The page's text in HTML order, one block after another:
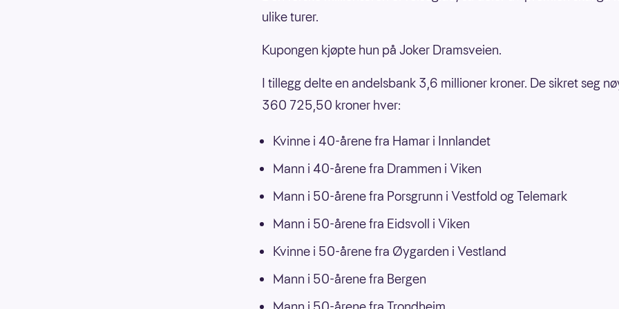
ulike turer.
Kupongen kjøpte hun på Joker Dramsveien.
I tillegg delte en andelsbank 3,6 millioner kroner. De sikret seg
360 725,50 kroner hver:
Kvinne i 40-årene fra Hamar i Innlandet
Mann i 40-årene fra Drammen i Viken
Mann i 50-årene fra Porsgrunn i Vestfold og Telemark
Mann i 50-årene fra Eidsvoll i Viken
Kvinne i 50-årene fra Øygarden i Vestland
Mann i 50-årene fra Bergen